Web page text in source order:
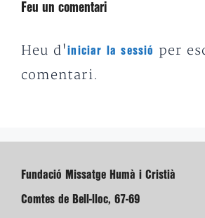
Feu un comentari
Heu d'iniciar la sessió
per
comentari.
Fundació Missatge Humà i Cristià
Comtes de Bell-lloc, 67-69